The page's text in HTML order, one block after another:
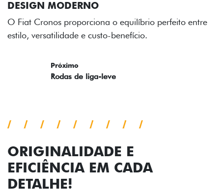
perfeito entre
ORIGINALIDADE E
EFICIÊNCIA EM CADA
DETALHE!